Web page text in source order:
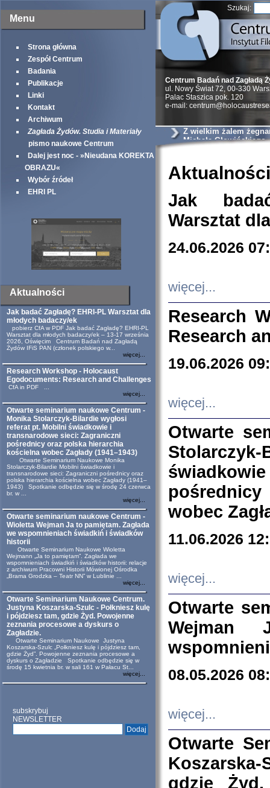
Menu
Strona główna
Zespół Centrum
Badania
Publikacje
Linki
Kontakt
Archiwum
Zagłada Żydów. Studia i Materiały
pismo naukowe Centrum
Dalej jest noc - »Nieudana KOREKTA
OBRAZU«
Wybór źródeł
EHRI PL
Aktualności
Jak badać Zagładę? EHRI-PL Warsztat dla
młodych badaczy/ek
pobierz CfA w PDF Jak badać Zagładę? EHRI-PL
Warsztat dla młodych badaczy/ek – 13-17 września
2026, Oświęcim Centrum Badań nad Zagładą
Żydów IFiS PAN (członek polskiego w...
więcej...
Research Workshop - Holocaust
Egodocuments: Research and Challenges
CfA in PDF ...
więcej...
Otwarte seminarium naukowe Centrum -
Monika Stolarczyk-Bilardie wygłosi
referat pt. Mobilni świadkowie i
transnarodowe sieci: Zagraniczni
pośrednicy oraz polska hierarchia
kościelna wobec Zagłady (1941–1943)
Otwarte Seminarium Naukowe Monika
Stolarczyk-Bilardie Mobilni świadkowie i
transnarodowe sieci: Zagraniczni pośrednicy oraz
polska hierarchia kościelna wobec Zagłady (1941–
1943) Spotkanie odbędzie się w środę 24 czerwca
br. w ...
więcej...
Otwarte seminarium naukowe Centrum -
Wioletta Wejman Ja to pamiętam. Zagłada
we wspomnieniach świadkiń i świadków
historii
Otwarte Seminarium Naukowe Wioletta
Wejmann „Ja to pamiętam”. Zagłada we
wspomnieniach świadkiń i świadków historii: relacje
z archiwum Pracowni Historii Mówionej Ośrodka
„Brama Grodzka – Teatr NN” w Lublinie ...
więcej...
Otwarte Seminarium Naukowe Centrum.
Justyna Koszarska-Szulc - Połkniesz kulę
i pójdziesz tam, gdzie Żyd. Powojenne
zeznania procesowe a dyskurs o
Zagładzie.
Otwarte Seminarium Naukowe Justyna
Koszarska-Szulc „Połkniesz kulę i pójdziesz tam,
gdzie Żyd”. Powojenne zeznania procesowe a
dyskurs o Zagładzie Spotkanie odbędzie się w
środę 15 kwietnia br. w sali 161 w Pałacu St...
więcej...
subskrybuj
NEWSLETTER
Szukaj:
Centrum Badań nad Zagładą
ul. Nowy Świat 72, 00-330
Palac Staszica pok. 120
e-mail:
Z wielkim żalem
Michała Głowińskiego
Aktualności
Jak
Warsztat
24.06.2026
więcej...
Research
Research
19.06.2026
więcej...
Otwarte
wobec
11.06.2026
więcej...
Otwarte
Wejman
08.05.2026
więcej...
Otwarte
Koszarska-
gdzie